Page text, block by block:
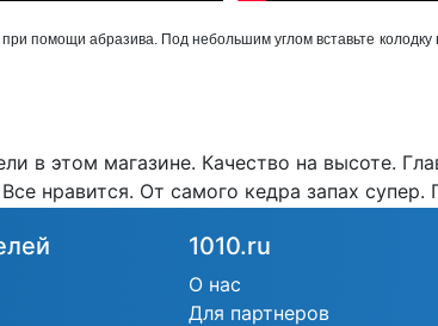
помощи абразива. Под небольшим углом вставьте
в этом магазине. Качество на высоте.
нравится. От самого кедра запах
1010.ru
О нас
Для партнеров